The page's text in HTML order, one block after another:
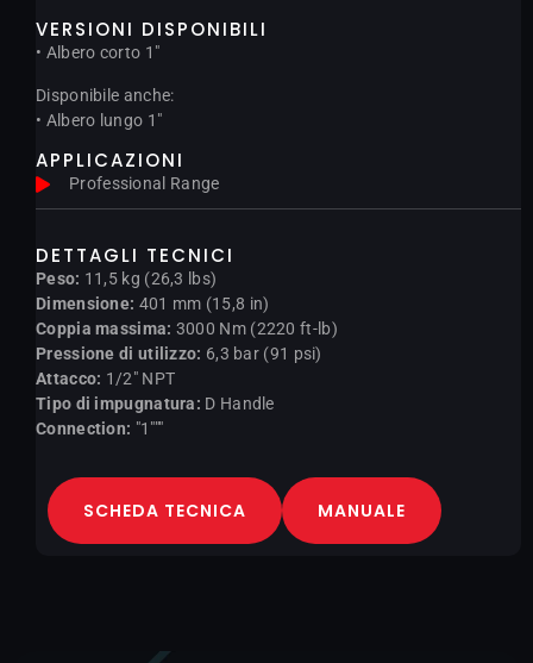
VERSIONI DISPONIBILI
• Albero corto 1″
Disponibile anche:
• Albero lungo 1″
APPLICAZIONI
Professional Range
DETTAGLI TECNICI
Peso: 11,5 kg (26,3 lbs)
Dimensione: 401 mm (15,8 in)
Coppia massima: 3000 Nm (2220 ft-lb)
Pressione di utilizzo: 6,3 bar (91 psi)
Attacco: 1/2" NPT
Tipo di impugnatura: D Handle
Connection: "1"""
SCHEDA TECNICA MANUALE